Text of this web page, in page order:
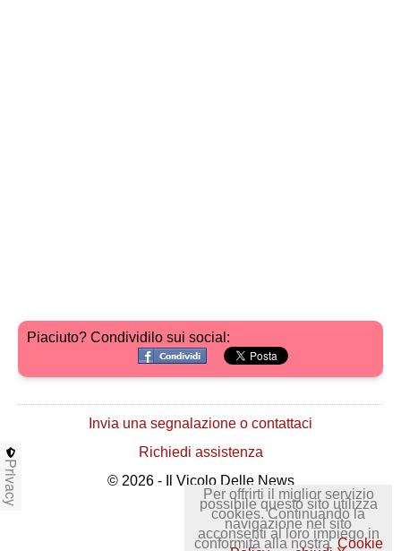
Piaciuto? Condividilo sui social:
Invia una segnalazione o contattaci
Richiedi assistenza
© 2026 - Il Vicolo Delle News
Per offrirti il miglior servizio
possibile questo sito utilizza
cookies. Continuando la
navigazione nel sito
acconsenti al loro impiego in
conformità alla nostra Cookie
Privacy